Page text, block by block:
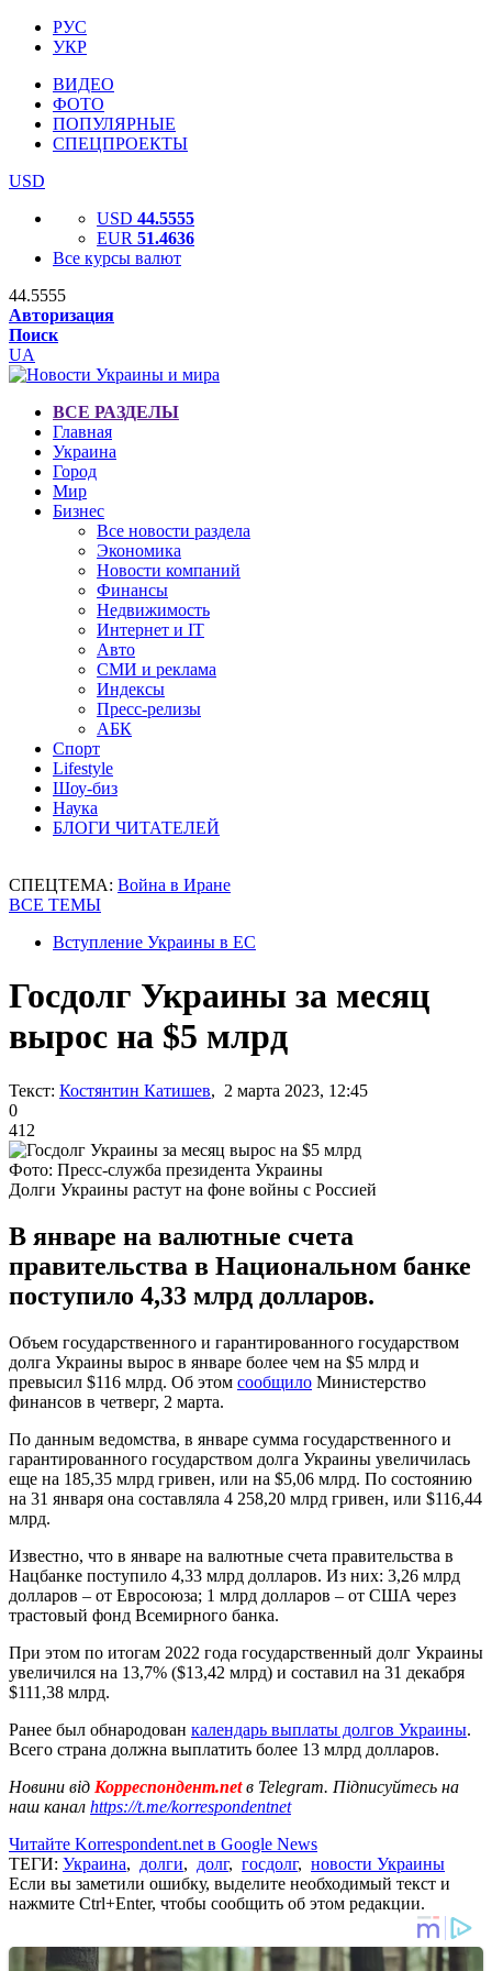
РУС
УКР
ВИДЕО
ФОТО
ПОПУЛЯРНЫЕ
СПЕЦПРОЕКТЫ
USD
USD 44.5555
EUR 51.4636
Все курсы валют
44.5555
Авторизация
Поиск
UA
ВСЕ РАЗДЕЛЫ
Главная
Украина
Город
Мир
Бизнес
Все новости раздела
Экономика
Новости компаний
Финансы
Недвижимость
Интернет и IT
Авто
СМИ и реклама
Индексы
Пресс-релизы
АБК
Спорт
Lifestyle
Шоу-биз
Наука
БЛОГИ ЧИТАТЕЛЕЙ
СПЕЦТЕМА: Война в Иране
ВСЕ ТЕМЫ
Вступление Украины в ЕС
Госдолг Украины за месяц
вырос на $5 млрд
Текст: Костянтин Катишев, 2 марта 2023, 12:45
0
412
Фото: Пресс-служба президента Украины
Долги Украины растут на фоне войны с Россией
В январе на валютные счета
правительства в Национальном банке
поступило 4,33 млрд долларов.
Объем государственного и гарантированного государством
долга Украины вырос в январе более чем на $5 млрд и
превысил $116 млрд. Об этом сообщило Министерство
финансов в четверг, 2 марта.
По данным ведомства, в январе сумма государственного и
гарантированного государством долга Украины увеличилась
еще на 185,35 млрд гривен, или на $5,06 млрд. По состоянию
на 31 января она составляла 4 258,20 млрд гривен, или $116,44
млрд.
Известно, что в январе на валютные счета правительства в
Нацбанке поступило 4,33 млрд долларов. Из них: 3,26 млрд
долларов – от Евросоюза; 1 млрд долларов – от США через
трастовый фонд Всемирного банка.
При этом по итогам 2022 года государственный долг Украины
увеличился на 13,7% ($13,42 млрд) и составил на 31 декабря
$111,38 млрд.
Ранее был обнародован календарь выплаты долгов Украины.
Всего страна должна выплатить более 13 млрд долларов.
Новини від Корреспондент.netв Telegram. Підписуйтесь на
наш канал https://t.me/korrespondentnet
Читайте Korrespondent.net в Google News
ТЕГИ: Украина, долги, долг, госдолг, новости Украины
Если вы заметили ошибку, выделите необходимый текст и
нажмите Ctrl+Enter, чтобы сообщить об этом редакции.